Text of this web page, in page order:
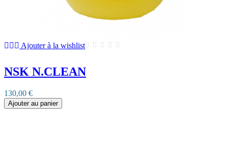
Ajouter à la wishlist
NSK N.CLEAN
130,00 €
Ajouter au panier